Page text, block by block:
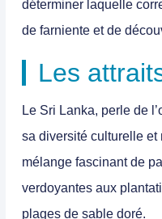
déterminer laquelle
de farniente et de
Les
Le Sri Lanka, perle de
sa diversité culturelle et
mélange fascinant de
verdoyantes aux
plages de sable doré.